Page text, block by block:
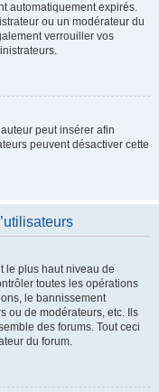
automatiquement expirés.
ou un modérateur du
verrouiller vos
peut insérer afin
peuvent désactiver cette
le plus haut niveau de
toutes les opérations
le bannissement
ou de modérateurs, etc. Ils
des forums. Tout ceci
du forum.